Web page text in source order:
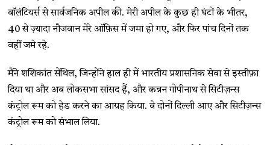
वॉलंटियर्स से सार्वजनिक अपील की. ​​मेरी अपील के कुछ ही घंटों के भीतर,
40 से ज़्यादा नौजवान मेरे ऑफ़िस में जमा हो गए, और फिर पांच दिनों तक
वहीं जमे रहे.
मैंने शशिकांत सेंथिल, जिन्होंने हाल ही में भारतीय प्रशासनिक सेवा से इस्तीफ़ा
दिया था और अब लोकसभा सांसद हैं, और कन्नन गोपीनाथ से सिटीज़न्स
कंट्रोल रूम को हेड करने का आग्रह किया. वे दोनों दिल्ली आए और सिटीज़न्स
कंट्रोल रूम को संभाल लिया.